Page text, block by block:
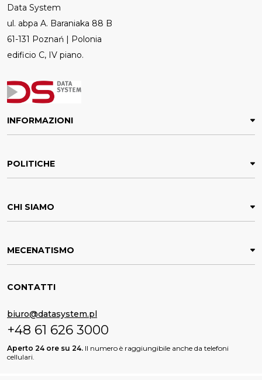
Data System
ul. abpa A. Baraniaka 88 B
61-131 Poznań | Polonia
edificio C, IV piano.
INFORMAZIONI
POLITICHE
CHI SIAMO
MECENATISMO
CONTATTI
biuro@datasystem.pl
+48 61 626 3000
Aperto 24 ore su 24. Il numero è raggiungibile anche da telefoni
cellulari.